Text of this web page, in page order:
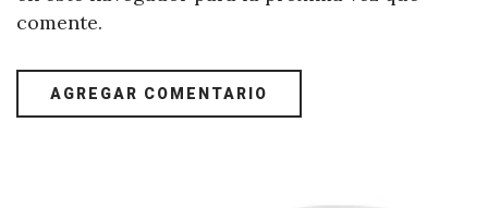
comente.